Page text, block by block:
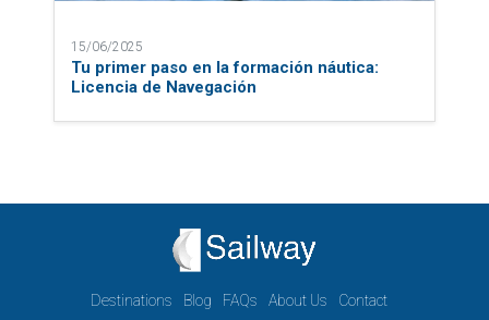
15/06/2025
Tu primer paso en la formación náutica:
Licencia de Navegación
Destinations Blog FAQs About Us Contact